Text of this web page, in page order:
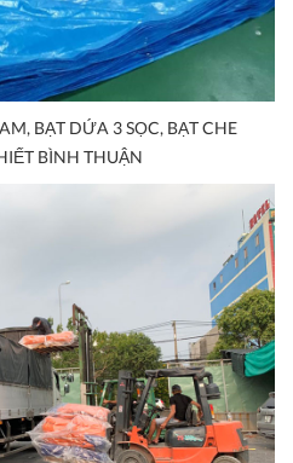
BẠT DỨA 3 SỌC, BẠT CHE
BÌNH THUẬN